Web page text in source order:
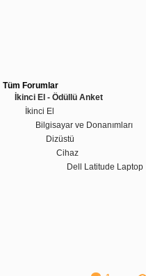
Tüm Forumlar
İkinci El - Ödüllü Anket
İkinci El
Bilgisayar ve Donanımları
Dizüstü
Cihaz
Dell Latitude Laptop